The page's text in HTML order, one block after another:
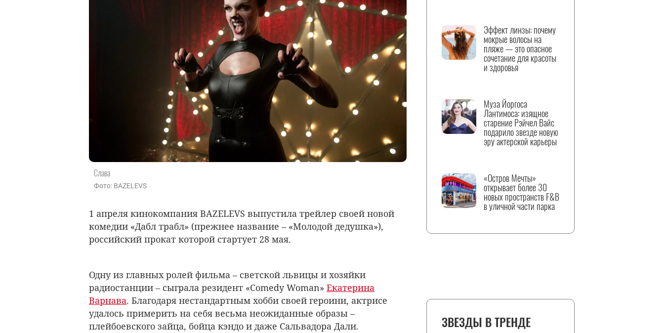
Слава
Фото: BAZELEVS
1 апреля кинокомпания BAZELEVS выпустила трейлер своей новой
комедии «Дабл трабл» (прежнее название – «Молодой дедушка»),
российский прокат которой стартует 28 мая.
Одну из главных ролей фильма – светской львицы и хозяйки
радиостанции – сыграла резидент «Comedy Woman» Екатерина
Варнава. Благодаря нестандартным хобби своей героини, актрисе
удалось примерить на себя весьма неожиданные образы –
плейбоевского зайца, бойца кэндо и даже Сальвадора Дали.
Эффект линзы: почему
мокрые волосы на
пляже — это опасное
сочетание для красоты
и здоровья
Муза Йоргоса
Лантимоса: изящное
старение Рэйчел Вайс
подарило звезде новую
эру актерской карьеры
«Остров Мечты»
открывает более 30
новых пространств F&B
в уличной части парка
ЗВЕЗДЫ В ТРЕНДЕ